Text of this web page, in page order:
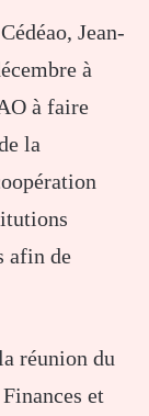
Jean-
à
à faire
la
afin de
réunion du
et